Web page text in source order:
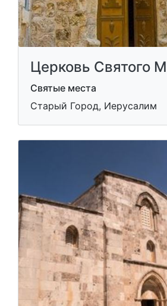
Церковь Святого
Святые места
Старый Город, Иерусалим